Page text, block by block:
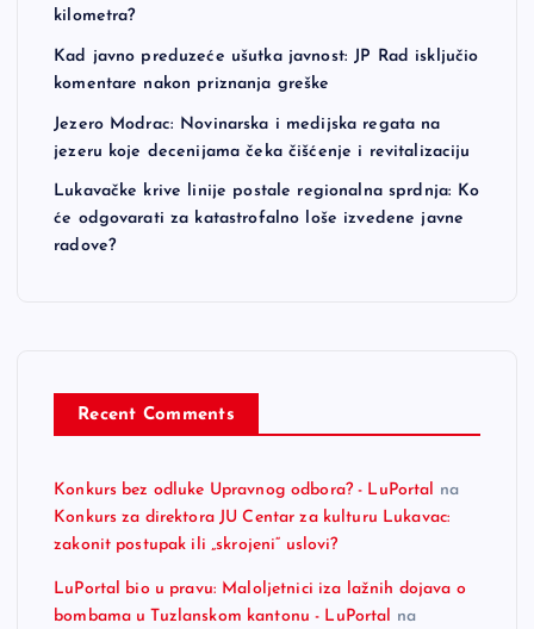
kilometra?
Kad javno preduzeće ušutka javnost: JP Rad isključio
komentare nakon priznanja greške
Jezero Modrac: Novinarska i medijska regata na
jezeru koje decenijama čeka čišćenje i revitalizaciju
Lukavačke krive linije postale regionalna sprdnja: Ko
će odgovarati za katastrofalno loše izvedene javne
radove?
Recent Comments
Konkurs bez odluke Upravnog odbora? - LuPortal na
Konkurs za direktora JU Centar za kulturu Lukavac:
zakonit postupak ili „skrojeni“ uslovi?
LuPortal bio u pravu: Maloljetnici iza lažnih dojava o
bombama u Tuzlanskom kantonu - LuPortal na